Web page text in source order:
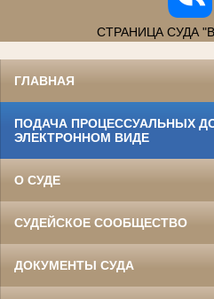
СТРАНИЦА СУДА
ГЛАВНАЯ
ПОДАЧА ПРОЦЕССУАЛЬНЫХ
ЭЛЕКТРОННОМ ВИДЕ
О СУДЕ
СУДЕЙСКОЕ СООБЩЕСТВО
ДОКУМЕНТЫ СУДА